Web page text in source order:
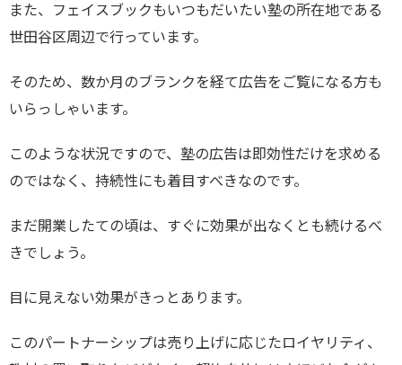
また、フェイスブックもいつもだいたい塾の所在地である
世田谷区周辺で行っています。
そのため、数か月のブランクを経て広告をご覧になる方も
いらっしゃいます。
このような状況ですので、塾の広告は即効性だけを求める
のではなく、持続性にも着目すべきなのです。
まだ開業したての頃は、すぐに効果が出なくとも続けるべ
きでしょう。
目に見えない効果がきっとあります。
このパートナーシップは売り上げに応じたロイヤリティ、